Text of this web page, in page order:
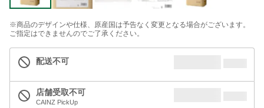
※商品のデザインや仕様、原産国は予告なく変更となる場合がございます。
ご指定はできませんのでご了承ください。
配送不可
店舗受取不可
CAINZ PickUp